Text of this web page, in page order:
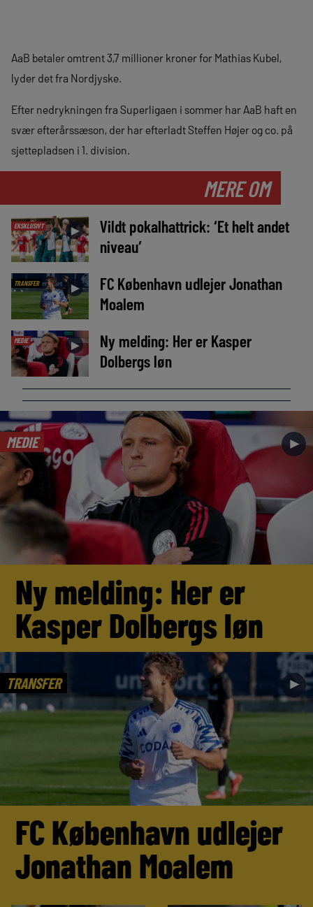
AaB betaler omtrent 3,7 millioner kroner for Mathias Kubel,
lyder det fra Nordjyske.
Efter nedrykningen fra Superligaen i sommer har AaB haft en
svær efterårssæson, der har efterladt Steffen Højer og co. på
sjettepladsen i 1. division.
MERE OM
EKSKLUSIVT ►
Vildt pokalhattrick: ‘Et helt andet
niveau’
TRANSFER ►
FC København udlejer Jonathan
Moalem
MEDIE ►
Ny melding: Her er Kasper
Dolbergs løn
MEDIE ►
Ny melding: Her er
Kasper Dolbergs løn
TRANSFER ►
FC København udlejer
Jonathan Moalem